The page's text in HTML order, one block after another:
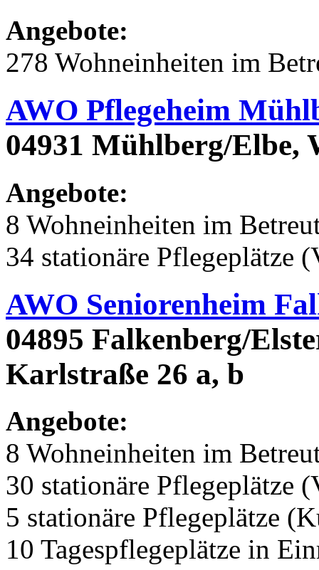
Angebote:
278 Wohneinheiten im
AWO Pflegeheim
04931 Mühlberg/Elbe,
Angebote:
8 Wohneinheiten im
34 stationäre Pflegeplätze
AWO Seniorenheim
04895 Falkenberg/
Karlstraße 26 a, b
Angebote:
8 Wohneinheiten im
30 stationäre Pflegeplätze
5 stationäre Pflegeplätze
10 Tagespflegeplätze in